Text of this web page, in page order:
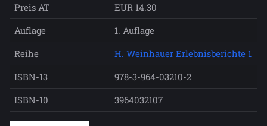
Preis AT
EUR 14.30
Auflage
1. Auflage
Reihe
H. Weinhauer Erlebnisberichte 1
ISBN-13
978-3-964-03210-2
ISBN-10
3964032107